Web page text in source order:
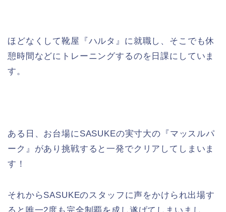
ほどなくして靴屋『ハルタ』に就職し、そこでも休
憩時間などにトレーニングするのを日課にしていま
す。
ある日、お台場にSASUKEの実寸大の『マッスルパ
ーク』があり挑戦すると一発でクリアしてしまいま
す！
それからSASUKEのスタッフに声をかけられ出場す